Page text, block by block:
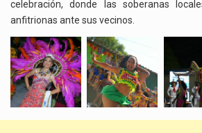
celebración, donde las soberanas
anfitrionas ante sus vecinos.